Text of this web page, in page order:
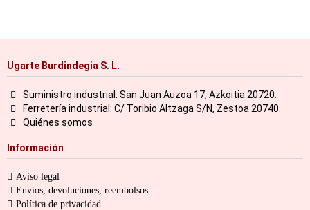
Ugarte Burdindegia S. L.
Suministro industrial: San Juan Auzoa 17, Azkoitia 20720.
Ferretería industrial: C/ Toribio Altzaga S/N, Zestoa 20740.
Quiénes somos
Información
Aviso legal
Envíos, devoluciones, reembolsos
Política de privacidad